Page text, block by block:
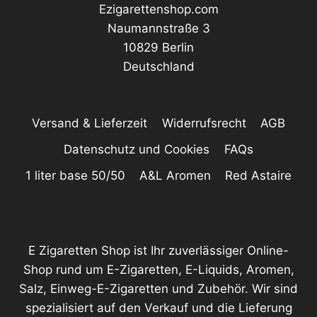
Ezigarettenshop.com
Naumannstraße 3
10829 Berlin
Deutschland
Versand & Lieferzeit Widerrufsrecht
AGB
Datenschutz und Cookies
FAQs
1 liter base 50/50
A&L Aromen Red Astaire
E Zigaretten Shop ist Ihr zuverlässiger Online-
Shop rund um E-Zigaretten, E-Liquids, Aromen,
Salz, Einweg-E-Zigaretten und Zubehör. Wir sind
spezialisiert auf den Verkauf und die Lieferung